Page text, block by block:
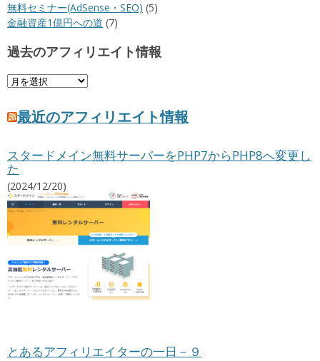
無料セミナー(AdSense・SEO) (5)
金融資産1億円への道 (7)
過去のアフィリエイト情報
過
の
ア
ィ
リ
エ
イ
ト
情
最近のアフィリエイト情報
スタードメイン無料サーバーをPHP7からPHP8へ変更し
た
(2024/12/20)
とあるアフィリエイターの一日－９